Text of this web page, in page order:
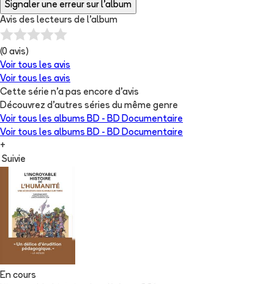
Signaler une erreur sur l'album
Avis des lecteurs de l'album
(0 avis)
Voir tous les avis
Voir tous les avis
Cette série n'a pas encore d'avis
Découvrez d'autres séries du même genre
Voir tous les albums BD - BD Documentaire
Voir tous les albums BD - BD Documentaire
+
Suivie
En cours